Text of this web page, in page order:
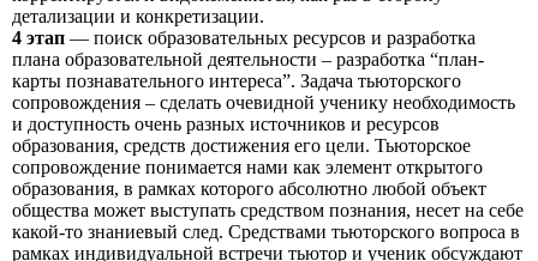
детализации и конкретизации.
4 этап — поиск образовательных ресурсов и разработка
плана образовательной деятельности – разработка “план-
карты познавательного интереса”. Задача тьюторского
сопровождения – сделать очевидной ученику необходимость
и доступность очень разных источников и ресурсов
образования, средств достижения его цели. Тьюторское
сопровождение понимается нами как элемент открытого
образования, в рамках которого абсолютно любой объект
общества может выступать средством познания, несет на себе
какой-то знаниевый след. Средствами тьюторского вопроса в
рамках индивидуальной встречи тьютор и ученик обсуждают